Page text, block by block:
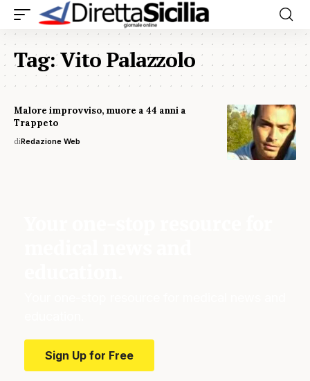
Tag:Vito Palazzolo
Malore improvviso, muore a 44 anni a
Trappeto
diRedazione Web
Sign Up for Free